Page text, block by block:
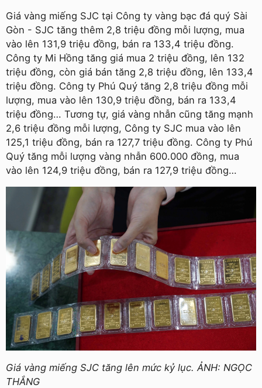
Giá vàng miếng SJC tại Công ty vàng bạc đá quý Sài
Gòn - SJC tăng thêm 2,8 triệu đồng mỗi lượng, mua
vào lên 131,9 triệu đồng, bán ra 133,4 triệu đồng.
Công ty Mi Hồng tăng giá mua 2 triệu đồng, lên 132
triệu đồng, còn giá bán tăng 2,8 triệu đồng, lên 133,4
triệu đồng. Công ty Phú Quý tăng 2,8 triệu đồng mỗi
lượng, mua vào lên 130,9 triệu đồng, bán ra 133,4
triệu đồng… Tương tự, giá vàng nhẫn cũng tăng mạnh
2,6 triệu đồng mỗi lượng, Công ty SJC mua vào lên
125,1 triệu đồng, bán ra 127,7 triệu đồng. Công ty Phú
Quý tăng mỗi lượng vàng nhẫn 600.000 đồng, mua
vào lên 124,9 triệu đồng, bán ra 127,9 triệu đồng…
Giá vàng miếng SJC tăng lên mức kỷ lục. ẢNH: NGỌC
THẮNG